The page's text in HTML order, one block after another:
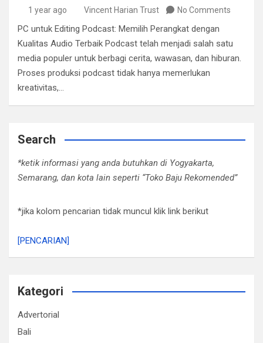
1 year ago Vincent Harian Trust No Comments
PC untuk Editing Podcast: Memilih Perangkat dengan
Kualitas Audio Terbaik Podcast telah menjadi salah satu
media populer untuk berbagi cerita, wawasan, dan hiburan.
Proses produksi podcast tidak hanya memerlukan
kreativitas,…
Search
*ketik informasi yang anda butuhkan di Yogyakarta,
Semarang, dan kota lain seperti “Toko Baju Rekomended”
*jika kolom pencarian tidak muncul klik link berikut
[PENCARIAN]
Kategori
Advertorial
Bali